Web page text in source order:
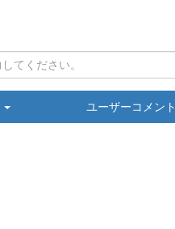
ユーザーコメント